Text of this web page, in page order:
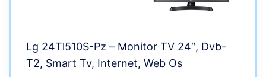
Lg 24Tl510S-Pz – Monitor TV 24″, Dvb-
T2, Smart Tv, Internet, Web Os